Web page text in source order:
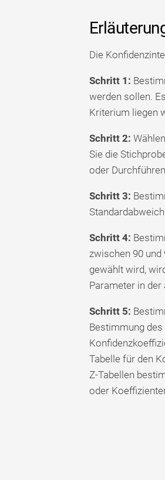
Die
Schritt 1:
werden sollen.
Kriterium liegen
Schritt 2:
Sie die
oder
Schritt 3:
Schritt 4:
zwischen 90 und
gewählt wird,
Parameter in
Schritt 5:
Bestimmung
Tabelle für den
Z-Tabellen
oder